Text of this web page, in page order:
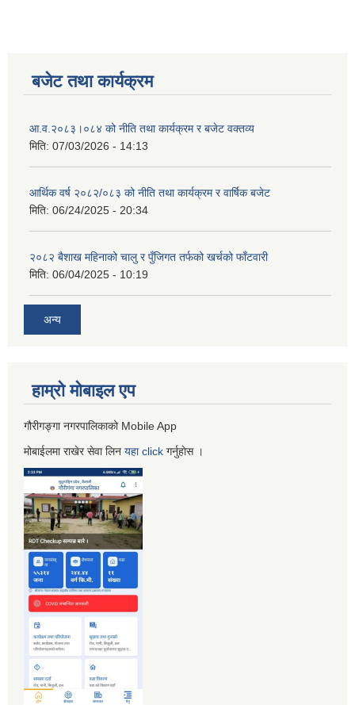
बजेट तथा कार्यक्रम
आ.व.२०८३।०८४ को नीति तथा कार्यक्रम र बजेट वक्तव्य
मिति: 07/03/2026 - 14:13
आर्थिक वर्ष २०८२/०८३ को नीति तथा कार्यक्रम र वार्षिक बजेट
मिति: 06/24/2025 - 20:34
२०८२ बैशाख महिनाको चालु र पुँजिगत तर्फको खर्चको फाँटवारी
मिति: 06/04/2025 - 10:19
अन्य
हाम्रो माेबाइल एप
गौरीगङ्गा नगरपालिकाको Mobile App
मोबाईलमा राखेर सेवा लिन यहाclick गर्नुहाेस ।